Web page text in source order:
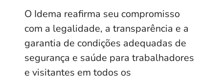
O Idema reafirma seu compromisso
com a legalidade, a transparência e a
garantia de condições adequadas de
segurança e saúde para trabalhadores
e visitantes em todos os